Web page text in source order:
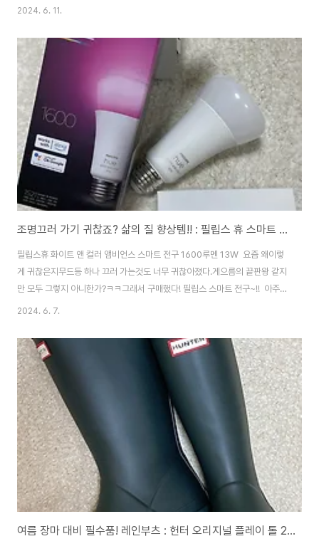
를 하였다! 하긴 오래쓰긴 했었다! 이참에 바꿔야 겠다 마음먹고열심히 찾아낸
이정 자동소화 더쿨한 멀티탭 4구 50cm 화재예방 안전한 콘센트""아이정 붙
이는 소화기" 1. 아이정 자동소화 더쿨한 멀티탭 개별 6구 길이 : 2m / 가격 :
29,000원 먼저 6구짜리 멀티탭은 콘센트 6개가 모두 개별 스위치로 되어 있
어사용하지 않는 전자기기에 전력을 공급하지 않아 안전하고 절전할 수 있는..
2024. 6. 11.
조명끄러 가기 귀찮죠? 삶의 질 향상템!! : 필립스 휴 스마트 전구 내돈내산 구매 후기
필립스휴 화이트 앤 컬러 앰비언스 스마트 전구 1600루멘 13W 요즘 왜이렇
게 귀찮은지무드등 하나 끄러 가는것도 너무 귀찮아졌다.게으름의 끝판왕 같지
만 모두 그렇지 아니한가?ㅋㅋ그래서 구매했다! 필립스 스마트 전구~!! 아주
요 째깐한 녀석이 비싸긴 비싸다.한개에 94,900원!!! 하지만, 좋은 평가의 후
ㅋㅋ 침대 아랫쪽에 놓여진 저 이케아 스탠드... 지못미.... 저 조명으로 4년넘
게 잘 쓰고는 있었는데 자기전에 일어나서 끄러가는게 너~~무 귀찮았다. 비
교해 보니 조명사이즈가 많이 달라서 좀 당황했다;;이게 잘될라나? 이케아 스탠
드랑 잘 맞을까???살짝커서 좀 우스꽝스럽긴 하지만! 어차피 나는..
2024. 6. 7.
여름 장마 대비 필수품! 레인부츠 : 헌터 오리지널 플레이 톨 220사이즈 내돈 내산 후기 :)